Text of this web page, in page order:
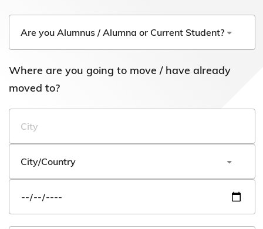
Where are you going to move / have already
moved to?